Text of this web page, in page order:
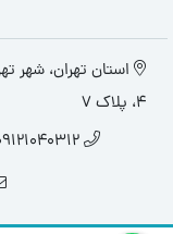
استان تهران، شهر
4، پلاک 7
_ 021-33929194 _ 021-36615383